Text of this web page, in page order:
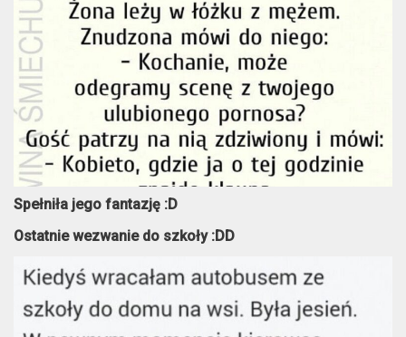
Spełniła jego fantazję :D
Ostatnie wezwanie do szkoły :DD